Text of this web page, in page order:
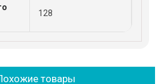
128
товары